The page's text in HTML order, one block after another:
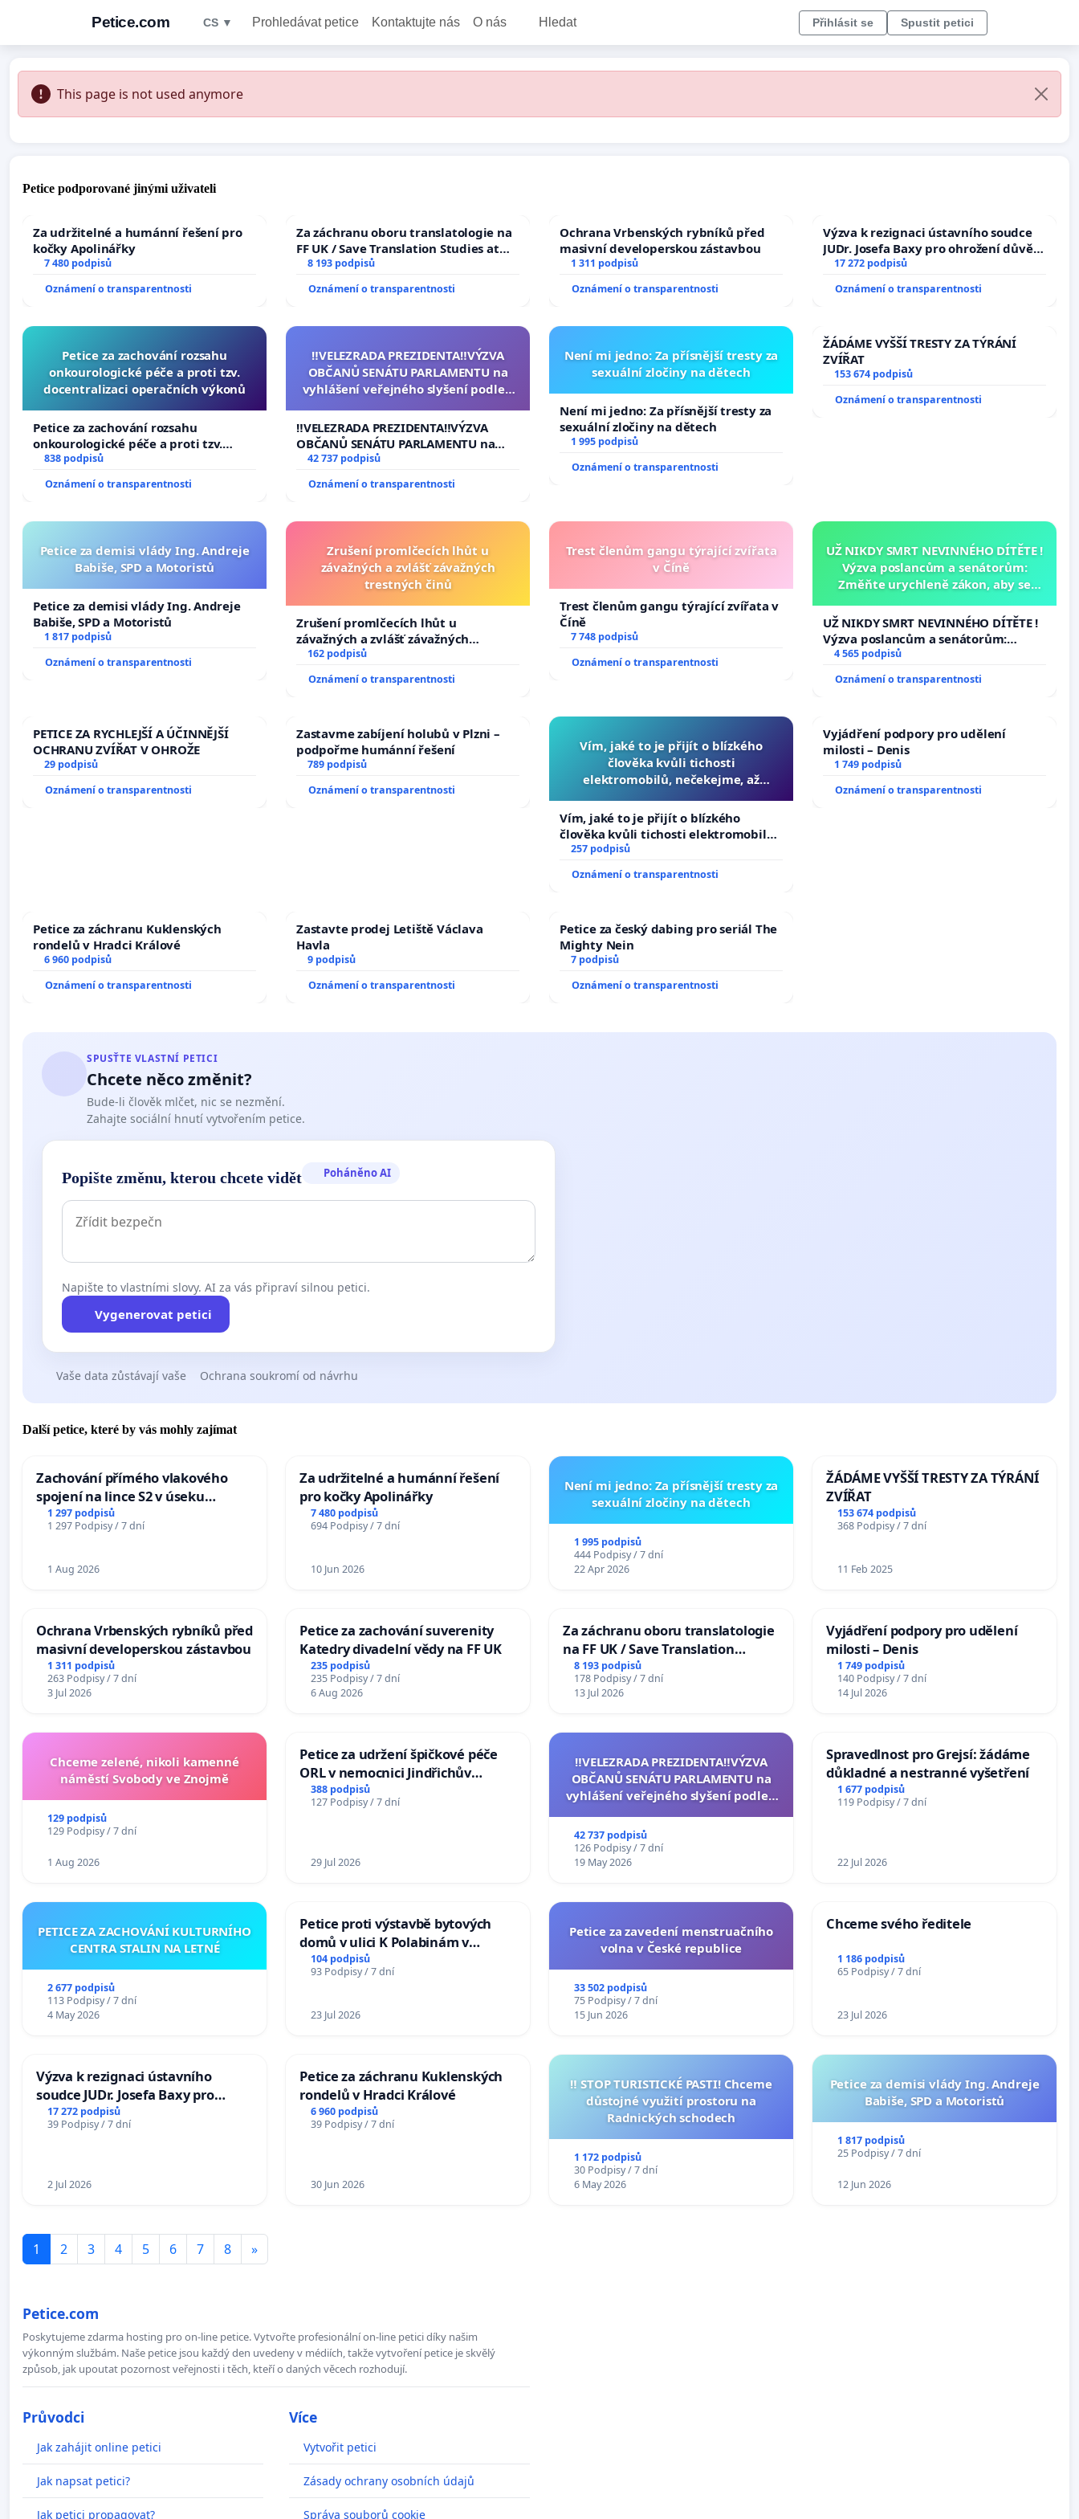
Petice.com CS ▼ Prohledávat petice Kontaktujte nás O nás Hledat Přihlásit se Spustit petici
This page is not used anymore
Petice podporované jinými uživateli
Za udržitelné a humánní řešení pro
kočky Apolinářky
7 480 podpisů
Oznámení o transparentnosti
Za záchranu oboru translatologie na
FF UK / Save Translation Studies at
the Faculty of Arts, Charles
University
8 193 podpisů
Oznámení o transparentnosti
Ochrana Vrbenských rybníků před
masivní developerskou zástavbou
1 311 podpisů
Oznámení o transparentnosti
Výzva k rezignaci ústavního soudce
JUDr. Josefa Baxy pro ohrožení důvěry
ve spravedlivý proces
17 272 podpisů
Oznámení o transparentnosti
Petice za zachování rozsahu
onkourologické péče a proti tzv.
docentralizaci operačních výkonů
Petice za zachování rozsahu
onkourologické péče a proti tzv.
docentralizaci operačních výkonů
838 podpisů
Oznámení o transparentnosti
‼️VELEZRADA PREZIDENTA‼️VÝZVA
OBČANŮ SENÁTU PARLAMENTU na
vyhlášení veřejného slyšení podle §
na přijetí usnesení k podání ústavní
žaloby na prezidenta republiky
‼️VELEZRADA PREZIDENTA‼️VÝZVA
OBČANŮ SENÁTU PARLAMENTU na
vyhlášení veřejného slyšení podle §
144 jednacího řádu Senátu k návrhu
na přijetí usnesení k podání ústavní
42 737 podpisů
Oznámení o transparentnosti
Není mi jedno: Za přísnější tresty za
sexuální zločiny na dětech
Není mi jedno: Za přísnější tresty za
sexuální zločiny na dětech
1 995 podpisů
Oznámení o transparentnosti
ŽÁDÁME VYŠŠÍ TRESTY ZA TÝRÁNÍ
ZVÍŘAT
153 674 podpisů
Oznámení o transparentnosti
Petice za demisi vlády Ing. Andreje
Babiše, SPD a Motoristů
Petice za demisi vlády Ing. Andreje
Babiše, SPD a Motoristů
1 817 podpisů
Oznámení o transparentnosti
Zrušení promlčecích lhůt u
závažných a zvlášť závažných
trestných činů
Zrušení promlčecích lhůt u
závažných a zvlášť závažných
trestných činů
162 podpisů
Oznámení o transparentnosti
Trest členům gangu týrající zvířata
v Číně
Trest členům gangu týrající zvířata v
Číně
7 748 podpisů
Oznámení o transparentnosti
UŽ NIKDY SMRT NEVINNÉHO DÍTĚTE !
Výzva poslancům a senátorům:
Změňte urychleně zákon, aby se
opakovat!
UŽ NIKDY SMRT NEVINNÉHO DÍTĚTE !
Výzva poslancům a senátorům:
Změňte urychleně zákon, aby se
tragédie malé Viktorky už nemohla
opakovat!
4 565 podpisů
Oznámení o transparentnosti
PETICE ZA RYCHLEJŠÍ A ÚČINNĚJŠÍ
OCHRANU ZVÍŘAT V OHROŽE
29 podpisů
Oznámení o transparentnosti
Zastavme zabíjení holubů v Plzni –
podpořme humánní řešení
789 podpisů
Oznámení o transparentnosti
Vím, jaké to je přijít o blízkého
člověka kvůli tichosti
elektromobilů, nečekejme, až
auta!
Vím, jaké to je přijít o blízkého
člověka kvůli tichosti elektromobilů,
nečekejme, až přibydou další,
zaveďme slyšitelná auta!
257 podpisů
Oznámení o transparentnosti
Vyjádření podpory pro udělení
milosti – Denis
1 749 podpisů
Oznámení o transparentnosti
Petice za záchranu Kuklenských
rondelů v Hradci Králové
6 960 podpisů
Oznámení o transparentnosti
Zastavte prodej Letiště Václava
Havla
9 podpisů
Oznámení o transparentnosti
Petice za český dabing pro seriál The
Mighty Nein
7 podpisů
Oznámení o transparentnosti
SPUSŤTE VLASTNÍ PETICI
Chcete něco změnit?
Bude-li člověk mlčet, nic se nezmění.
Zahajte sociální hnutí vytvořením petice.
Popište změnu, kterou chcete vidět Poháněno AI
Napište to vlastními slovy. AI za vás připraví silnou petici.
Vygenerovat petici
Vaše data zůstávají vaše Ochrana soukromí od návrhu
Další petice, které by vás mohly zajímat
Zachování přímého vlakového
spojení na lince S2 v úseku
Ostrava – Bohumín – Karviná –
Mosty u Jablunkova
1 297 podpisů
1 297 Podpisy / 7 dní
1 Aug 2026
Za udržitelné a humánní řešení
pro kočky Apolinářky
7 480 podpisů
694 Podpisy / 7 dní
10 Jun 2026
Není mi jedno: Za přísnější tresty za
sexuální zločiny na dětech
1 995 podpisů
444 Podpisy / 7 dní
22 Apr 2026
ŽÁDÁME VYŠŠÍ TRESTY ZA TÝRÁNÍ
ZVÍŘAT
153 674 podpisů
368 Podpisy / 7 dní
11 Feb 2025
Ochrana Vrbenských rybníků před
masivní developerskou zástavbou
1 311 podpisů
263 Podpisy / 7 dní
3 Jul 2026
Petice za zachování suverenity
Katedry divadelní vědy na FF UK
235 podpisů
235 Podpisy / 7 dní
6 Aug 2026
Za záchranu oboru translatologie
na FF UK / Save Translation
Studies at the Faculty of Arts,
Charles University
8 193 podpisů
178 Podpisy / 7 dní
13 Jul 2026
Vyjádření podpory pro udělení
milosti – Denis
1 749 podpisů
140 Podpisy / 7 dní
14 Jul 2026
Chceme zelené, nikoli kamenné
náměstí Svobody ve Znojmě
129 podpisů
129 Podpisy / 7 dní
1 Aug 2026
Petice za udržení špičkové péče
ORL v nemocnici Jindřichův
Hradec
388 podpisů
127 Podpisy / 7 dní
29 Jul 2026
‼️VELEZRADA PREZIDENTA‼️VÝZVA
OBČANŮ SENÁTU PARLAMENTU na
vyhlášení veřejného slyšení podle §
na přijetí usnesení k podání ústavní
žaloby na prezidenta republiky
42 737 podpisů
126 Podpisy / 7 dní
19 May 2026
Spravedlnost pro Grejsí: žádáme
důkladné a nestranné vyšetření
1 677 podpisů
119 Podpisy / 7 dní
22 Jul 2026
PETICE ZA ZACHOVÁNÍ KULTURNÍHO
CENTRA STALIN NA LETNÉ
2 677 podpisů
113 Podpisy / 7 dní
4 May 2026
Petice proti výstavbě bytových
domů v ulici K Polabinám v
Pardubicích
104 podpisů
93 Podpisy / 7 dní
23 Jul 2026
Petice za zavedení menstruačního
volna v České republice
33 502 podpisů
75 Podpisy / 7 dní
15 Jun 2026
Chceme svého ředitele
1 186 podpisů
65 Podpisy / 7 dní
23 Jul 2026
Výzva k rezignaci ústavního
soudce JUDr. Josefa Baxy pro
ohrožení důvěry ve spravedlivý
proces
17 272 podpisů
39 Podpisy / 7 dní
2 Jul 2026
Petice za záchranu Kuklenských
rondelů v Hradci Králové
6 960 podpisů
39 Podpisy / 7 dní
30 Jun 2026
‼️ STOP TURISTICKÉ PASTI! Chceme
důstojné využití prostoru na
Radnických schodech
1 172 podpisů
30 Podpisy / 7 dní
6 May 2026
Petice za demisi vlády Ing. Andreje
Babiše, SPD a Motoristů
1 817 podpisů
25 Podpisy / 7 dní
12 Jun 2026
1 2 3 4 5 6 7 8 »
Petice.com
Poskytujeme zdarma hosting pro on-line petice. Vytvořte profesionální on-line petici díky našim
výkonným službám. Naše petice jsou každý den uvedeny v médiích, takže vytvoření petice je skvělý
způsob, jak upoutat pozornost veřejnosti i těch, kteří o daných věcech rozhodují.
Průvodci
Jak zahájit online petici
Jak napsat petici?
Jak petici propagovat?
Více
Vytvořit petici
Zásady ochrany osobních údajů
Správa souborů cookie